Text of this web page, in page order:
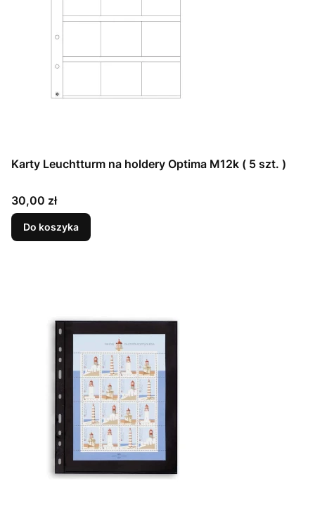
Karty Leuchtturm na holdery Optima M12k ( 5 szt. )
Cena
30,00 zł
Do koszyka